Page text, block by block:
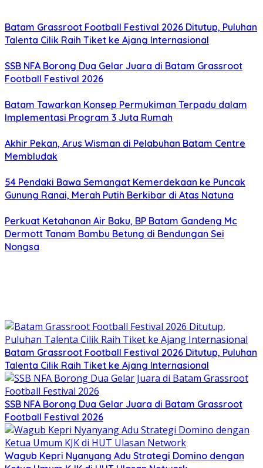
Batam Grassroot Football Festival 2026 Ditutup, Puluhan
Talenta Cilik Raih Tiket ke Ajang Internasional
SSB NFA Borong Dua Gelar Juara di Batam Grassroot
Football Festival 2026
Batam Tawarkan Konsep Permukiman Terpadu dalam
Implementasi Program 3 Juta Rumah
Akhir Pekan, Arus Wisman di Pelabuhan Batam Centre
Membludak
54 Pendaki Bawa Semangat Kemerdekaan ke Puncak
Gunung Ranai, Merah Putih Berkibar di Atas Natuna
Perkuat Ketahanan Air Baku, BP Batam Gandeng Mc
Dermott Tanam Bambu Betung di Bendungan Sei
Nongsa
Batam Grassroot Football Festival 2026 Ditutup, Puluhan
Talenta Cilik Raih Tiket ke Ajang Internasional
SSB NFA Borong Dua Gelar Juara di Batam Grassroot
Football Festival 2026
Wagub Kepri Nyanyang Adu Strategi Domino dengan